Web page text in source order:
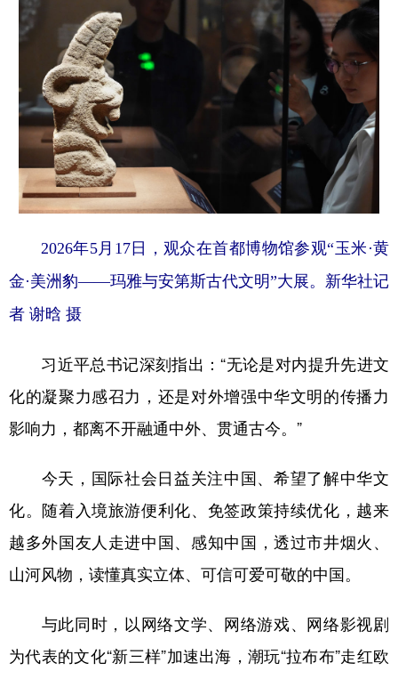
2026年5月17日，观众在首都博物馆参观“玉米·黄
金·美洲豹——玛雅与安第斯古代文明”大展。新华社记
者 谢晗 摄
习近平总书记深刻指出：“无论是对内提升先进文
化的凝聚力感召力，还是对外增强中华文明的传播力
影响力，都离不开融通中外、贯通古今。”
今天，国际社会日益关注中国、希望了解中华文
化。随着入境旅游便利化、免签政策持续优化，越来
越多外国友人走进中国、感知中国，透过市井烟火、
山河风物，读懂真实立体、可信可爱可敬的中国。
与此同时，以网络文学、网络游戏、网络影视剧
为代表的文化“新三样”加速出海，潮玩“拉布布”走红欧